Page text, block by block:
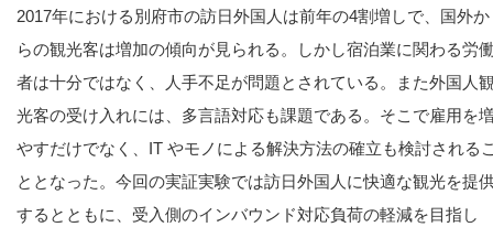
2017年における別府市の訪日外国人は前年の4割増しで、国外か
らの観光客は増加の傾向が見られる。しかし宿泊業に関わる労
者は十分ではなく、人手不足が問題とされている。また外国人
光客の受け入れには、多言語対応も課題である。そこで雇用を
やすだけでなく、IT やモノによる解決方法の確立も検討される
ととなった。今回の実証実験では訪日外国人に快適な観光を提
するとともに、受入側のインバウンド対応負荷の軽減を目指し